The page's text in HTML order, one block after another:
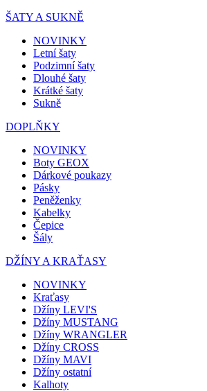
ŠATY A SUKNĚ
NOVINKY
Letní šaty
Podzimní šaty
Dlouhé šaty
Krátké šaty
Sukně
DOPLŇKY
NOVINKY
Boty GEOX
Dárkové poukazy
Pásky
Peněženky
Kabelky
Čepice
Šály
DŽÍNY A KRAŤASY
NOVINKY
Kraťasy
Džíny LEVI'S
Džíny MUSTANG
Džíny WRANGLER
Džíny CROSS
Džíny MAVI
Džíny ostatní
Kalhoty